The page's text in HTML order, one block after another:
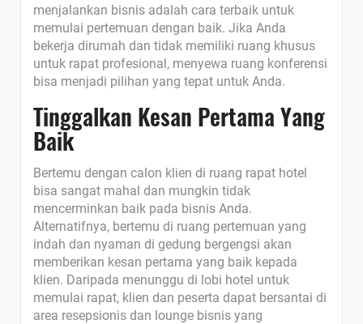
menjalankan bisnis adalah cara terbaik untuk
memulai pertemuan dengan baik. Jika Anda
bekerja dirumah dan tidak memiliki ruang khusus
untuk rapat profesional, menyewa ruang konferensi
bisa menjadi pilihan yang tepat untuk Anda.
Tinggalkan Kesan Pertama Yang
Baik
Bertemu dengan calon klien di ruang rapat hotel
bisa sangat mahal dan mungkin tidak
mencerminkan baik pada bisnis Anda.
Alternatifnya, bertemu di ruang pertemuan yang
indah dan nyaman di gedung bergengsi akan
memberikan kesan pertama yang baik kepada
klien. Daripada menunggu di lobi hotel untuk
memulai rapat, klien dan peserta dapat bersantai di
area resepsionis dan lounge bisnis yang